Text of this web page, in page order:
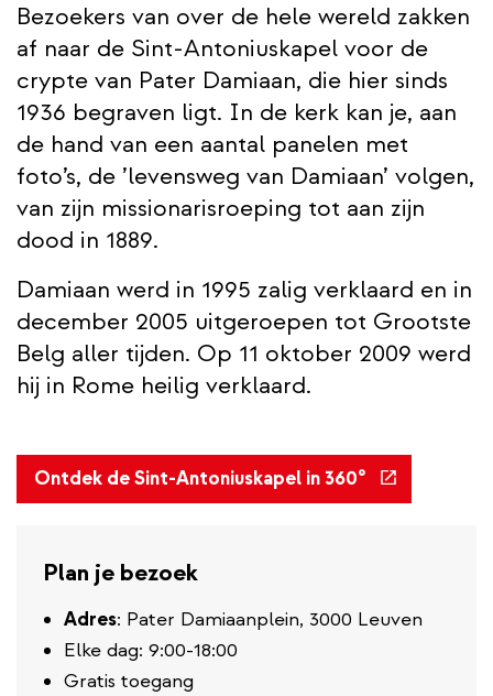
Bezoekers van over de hele wereld zakken
af naar de Sint-Antoniuskapel voor de
crypte van Pater Damiaan, die hier sinds
1936 begraven ligt. In de kerk kan je, aan
de hand van een aantal panelen met
foto’s, de ’levensweg van Damiaan’ volgen,
van zijn missionarisroeping tot aan zijn
dood in 1889.
Damiaan werd in 1995 zalig verklaard en in
december 2005 uitgeroepen tot Grootste
Belg aller tijden. Op 11 oktober 2009 werd
hij in Rome heilig verklaard.
Ontdek de Sint-Antoniuskapel in 360°(externe
link)
Plan je bezoek
Adres: Pater Damiaanplein, 3000 Leuven
Elke dag: 9:00-18:00
Gratis toegang